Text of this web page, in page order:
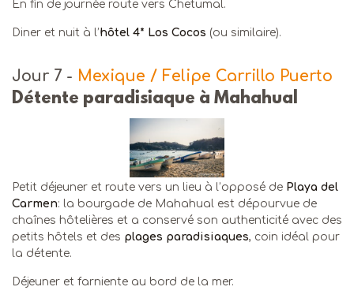
En fin de journée route vers Chetumal.
Diner et nuit à l’hôtel 4* Los Cocos (ou similaire).
Jour 7 - Mexique / Felipe Carrillo Puerto
Détente paradisiaque à Mahahual
Petit déjeuner et route vers un lieu à l’opposé de Playa del
Carmen: la bourgade de Mahahual est dépourvue de
chaînes hôtelières et a conservé son authenticité avec des
petits hôtels et des plages paradisiaques, coin idéal pour
la détente.
Déjeuner et farniente au bord de la mer.